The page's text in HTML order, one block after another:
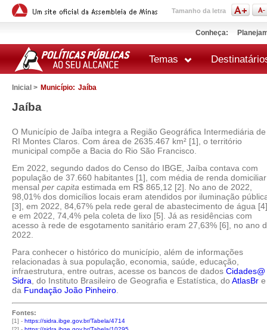
Tamanho da letra
Conheça:
Temas
Inicial > Município: Jaíba
Jaíba
O Município de Jaíba integra a Região Geográfica Intermediária de
RI Montes Claros. Com área de 2635.467 km² [1], o território
municipal compõe a Bacia do Rio São Francisco.
Em 2022, segundo dados do Censo do IBGE, Jaíba contava com
população de 37.660 habitantes [1], com média de renda domiciliar
mensal per capita estimada em R$ 865,12 [2]. No ano de 2022,
98,01% dos domicílios locais eram atendidos por iluminação
[3], em 2022, 84,67% pela rede geral de abastecimento de água [4]
e em 2022, 74,4% pela coleta de lixo [5]. Já as residências com
acesso à rede de esgotamento sanitário eram 27,63% [6], no ano
2022.
Para conhecer o histórico do município, além de informações
relacionadas à sua população, economia, saúde, educação,
infraestrutura, entre outras, acesse os bancos de dados Cidades@
Sidra , do Instituto Brasileiro de Geografia e Estatística, doAtlasBr e
da Fundação João Pinheiro
Fontes:
[1] - https://sidra.ibge.gov.br/Tabela/4714